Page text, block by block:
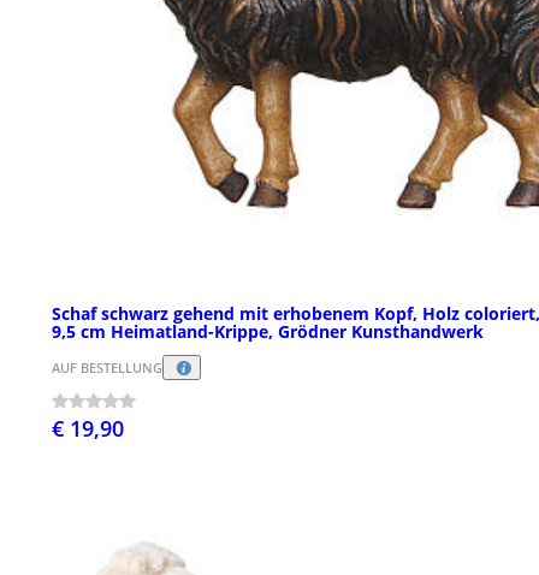
Schaf schwarz gehend mit erhobenem Kopf, Holz
9,5 cm Heimatland-Krippe, Grödner Kunsthandwerk
AUF BESTELLUNG
€ 19,90